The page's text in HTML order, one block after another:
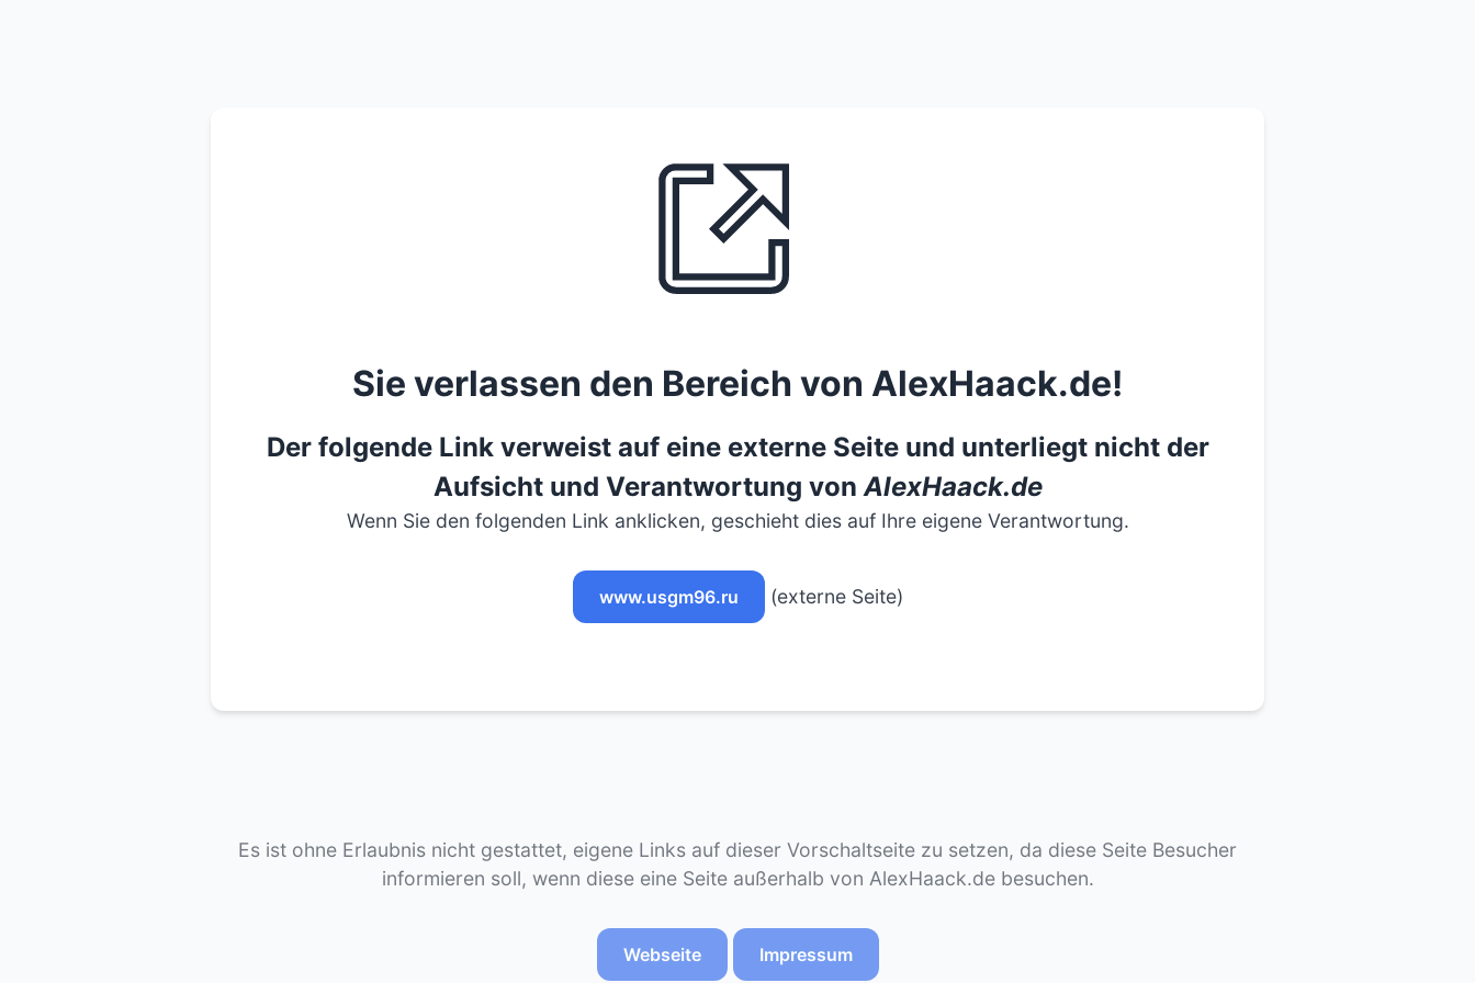
Sie verlassen den Bereich von AlexHaack.de!
Der folgende Link verweist auf eine externe Seite und unterliegt nicht der
Aufsicht und Verantwortung vonAlexHaack.de
Wenn Sie den folgenden Link anklicken, geschieht dies auf Ihre eigene Verantwortung.
www.usgm96.ru (externe Seite)
Es ist ohne Erlaubnis nicht gestattet, eigene Links auf dieser Vorschaltseite zu setzen, da diese Seite Besucher
informieren soll, wenn diese eine Seite außerhalb von AlexHaack.de besuchen.
Webseite Impressum